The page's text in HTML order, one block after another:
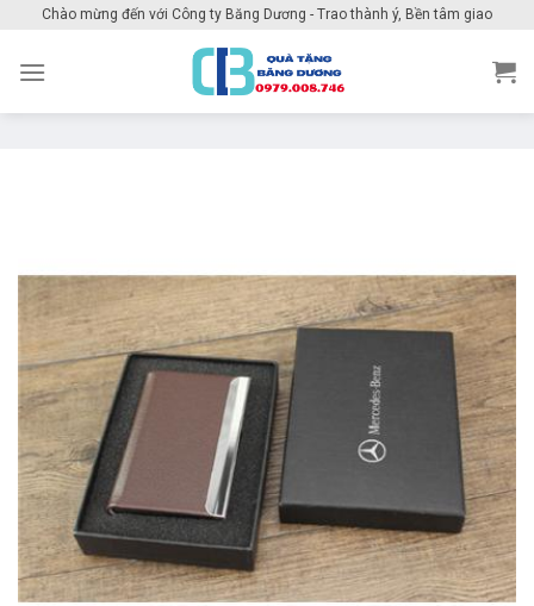
content
Chào mừng đến với Công ty Băng Dương - Trao thành ý, Bền tâm giao